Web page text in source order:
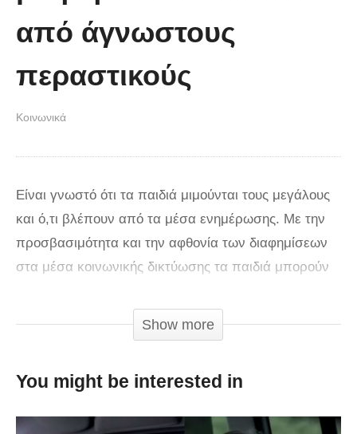
(Βίντεο)
από άγνωστους
περαστικούς
Κοινωνικά
Είναι γνωστό ότι τα παιδιά μιμούνται τους μεγάλους
και ό,τι βλέπουν από τα μέσα ενημέρωσης. Με την
προσβασιμότητα και την αφθονία των διαφημίσεων
στα μέσα κοινωνικής δικτύωσης τα παιδιά μπορούν
όπως το κάπνισμα. Οι δημιουργοί αυτού του βίντεο
έβαλαν ένα παιδί να ζητά από άγνωστους στο δρόμο
ανάμεικτες αντιδράσεις από τους έκπληκτους
Show more
You might be interested in